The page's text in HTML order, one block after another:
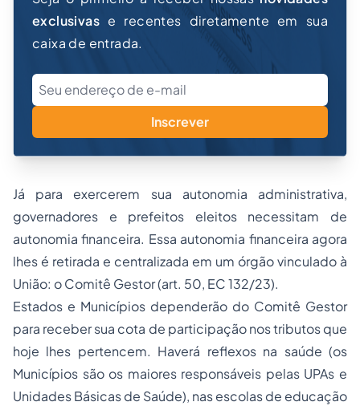
exclusivas e recentes diretamente em sua
caixa de entrada.
Inscrever
Já para exercerem sua autonomia administrativa,
governadores e prefeitos eleitos necessitam de
autonomia financeira. Essa autonomia financeira agora
lhes é retirada e centralizada em um órgão vinculado à
União: o Comitê Gestor (art. 50, EC 132/23).
Estados e Municípios dependerão do Comitê Gestor
para receber sua cota de participação nos tributos que
hoje lhes pertencem. Haverá reflexos na saúde (os
Municípios são os maiores responsáveis pelas UPAs e
Unidades Básicas de Saúde), nas escolas de educação